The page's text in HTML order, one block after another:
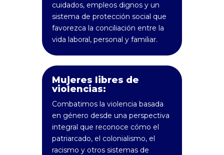
cuidados, empleos dignos y un
sistema de protección social que
favorezca la conciliación entre la
vida laboral, personal y familiar.
Mujeres libres de
violencias:
Combatimos la violencia basada
en género desde una perspectiva
integral que reconoce cómo el
patriarcado, el colonialismo, el
racismo y otros sistemas de